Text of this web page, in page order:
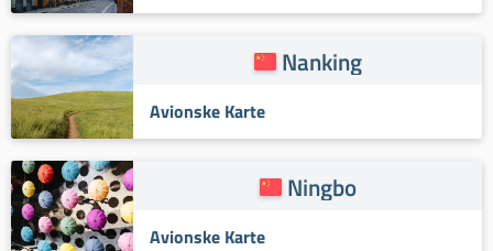
Nanking
Avionske Karte
Ningbo
Avionske Karte